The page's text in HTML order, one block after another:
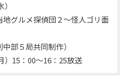
グルメ探偵団２～怪人ゴリ面
中部５局共同制作）
）15：00～16：25放送